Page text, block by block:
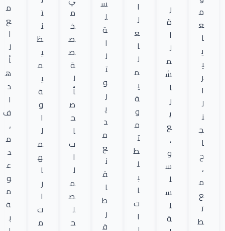
م
ع
ا
ي
ي
ر
ا
ل
ن
ج
ا
ح
،
م
ع
ت
ط
ر
ة
ا
ل
م
ش
ا
ر
ي
ع
،
و
س
ل
س
ل
ة
ا
ل
ع
ا
ل
م
ي
ة
و
م
ت
ط
ل
ب
ا
ت
ا
س
ل
ة
ا
ل
ت
و
ر
ي
د
م
ع
ن
ق
ا
ط
ر
ق
م
خ
ص
ص
ة
ل
أ
ص
ح
ا
ب
ا
ل
م
ص
ل
ح
ت
ن
ظ
ي
م
ي
ة
و
ا
ل
م
ه
ا
ر
ا
ت
م
م
ع
ا
ل
أ
ه
د
ا
ف
،
م
د
ع
و
م
ة
ب